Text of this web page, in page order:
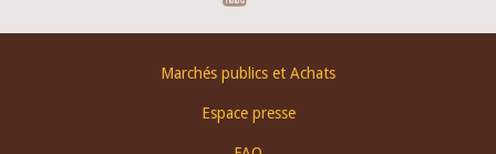
Marchés publics et Achats
Espace presse